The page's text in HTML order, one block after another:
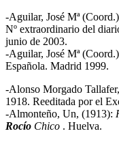
-Aguilar, José Mª
Nº extraordinario del
junio de 2003.
-Aguilar, José Mª
Española. Madrid 1999.
-Alonso Morgado
1918. Reeditada por el
-Almonteño, Un, (1913):
Rocío Chico . Huelva.